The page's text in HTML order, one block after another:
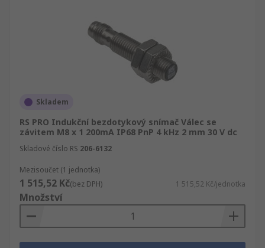
Skladem
RS PRO Indukční bezdotykový snímač Válec se
závitem M8 x 1 200mA IP68 PnP 4 kHz 2 mm 30 V dc
Skladové číslo RS 206-6132
Mezisoučet (1 jednotka)
1 515,52 Kč(bez DPH) 1 515,52 Kč/jednotka
Množství